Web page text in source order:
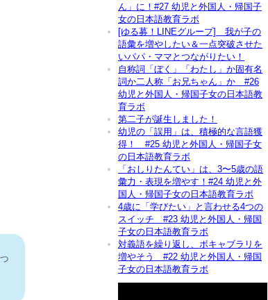
ん」に！#27 幼児と外国人・帰国子
女の日本語教育ラボ
[ゆる募！LINEグループ] 我が子の
語彙を増やしたい＆一点突破させた
いパパ・ママとつながりたい！
自称詞「ぼく」「わたし」か固有名
詞か二人称「お兄ちゃん」か #26
幼児と外国人・帰国子女の日本語教
育ラボ
第二子が誕生しました！
幼児の「誤用」は、積極的な言語獲
得！ #25 幼児と外国人・帰国子女
の日本語教育ラボ
「おしりたんてい」は、3〜5歳の語
彙力・表現を増やす！#24 幼児と外
国人・帰国子女の日本語教育ラボ
4歳に「学びたい」と言わせる4つの
スイッチ #23 幼児と外国人・帰国
子女の日本語教育ラボ
対義語を繰り返し、ボキャブラリを
増やそう #22 幼児と外国人・帰国
子女の日本語教育ラボ